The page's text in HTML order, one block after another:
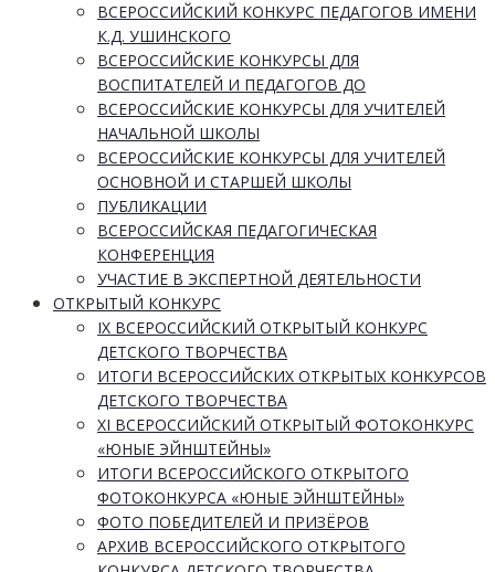
ВСЕРОССИЙСКИЙ КОНКУРС ПЕДАГОГОВ ИМЕНИ
К.Д. УШИНСКОГО
ВСЕРОССИЙСКИЕ КОНКУРСЫ ДЛЯ
ВОСПИТАТЕЛЕЙ И ПЕДАГОГОВ ДО
ВСЕРОССИЙСКИЕ КОНКУРСЫ ДЛЯ УЧИТЕЛЕЙ
НАЧАЛЬНОЙ ШКОЛЫ
ВСЕРОССИЙСКИЕ КОНКУРСЫ ДЛЯ УЧИТЕЛЕЙ
ОСНОВНОЙ И СТАРШЕЙ ШКОЛЫ
ПУБЛИКАЦИИ
ВСЕРОССИЙСКАЯ ПЕДАГОГИЧЕСКАЯ
КОНФЕРЕНЦИЯ
УЧАСТИЕ В ЭКСПЕРТНОЙ ДЕЯТЕЛЬНОСТИ
ОТКРЫТЫЙ КОНКУРС
IX ВСЕРОССИЙСКИЙ ОТКРЫТЫЙ КОНКУРС
ДЕТСКОГО ТВОРЧЕСТВА
ИТОГИ ВСЕРОССИЙСКИХ ОТКРЫТЫХ КОНКУРСОВ
ДЕТСКОГО ТВОРЧЕСТВА
XI ВСЕРОССИЙСКИЙ ОТКРЫТЫЙ ФОТОКОНКУРС
«ЮНЫЕ ЭЙНШТЕЙНЫ»
ИТОГИ ВСЕРОССИЙСКОГО ОТКРЫТОГО
ФОТОКОНКУРСА «ЮНЫЕ ЭЙНШТЕЙНЫ»
ФОТО ПОБЕДИТЕЛЕЙ И ПРИЗЁРОВ
АРХИВ ВСЕРОССИЙСКОГО ОТКРЫТОГО